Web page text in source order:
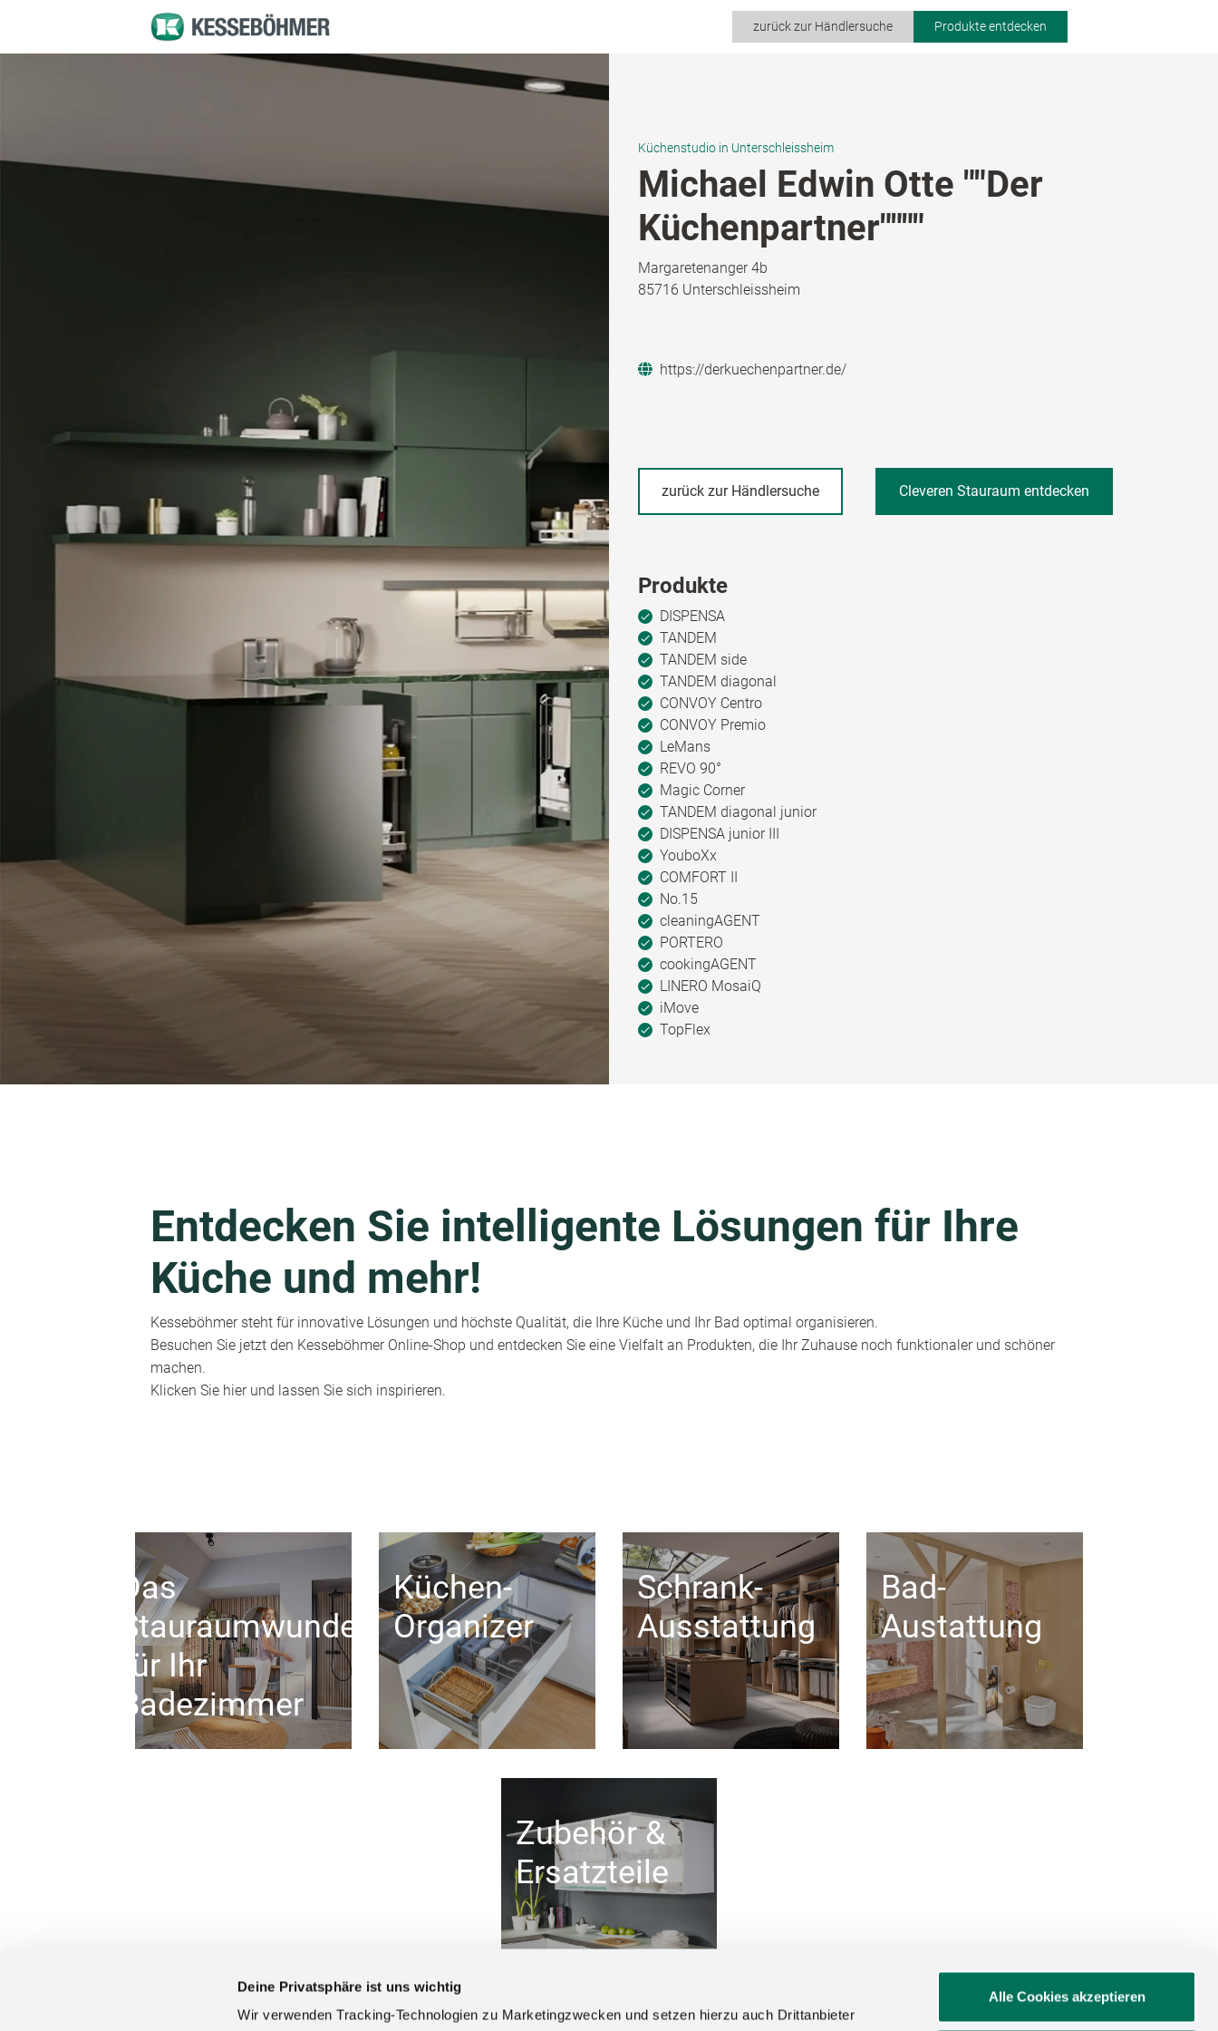
Deine Privatsphäre ist uns wichtig
Wir verwenden Tracking-Technologien zu Marketingzwecken und setzen hierzu auch Drittanbieter
Alle Cookies akzeptieren
zurück zur Händlersuche Produkte entdecken
Küchenstudio in Unterschleissheim
Michael Edwin Otte ""Der
Küchenpartner""""
Margaretenanger 4b
85716 Unterschleissheim
https://derkuechenpartner.de/
zurück zur Händlersuche Cleveren Stauraum entdecken
Produkte
DISPENSA
TANDEM
TANDEM side
TANDEM diagonal
CONVOY Centro
CONVOY Premio
LeMans
REVO 90°
Magic Corner
TANDEM diagonal junior
DISPENSA junior III
YouboXx
COMFORT II
No.15
cleaningAGENT
PORTERO
cookingAGENT
LINERO MosaiQ
iMove
TopFlex
Entdecken Sie intelligente Lösungen für Ihre
Küche und mehr!
Kesseböhmer steht für innovative Lösungen und höchste Qualität, die Ihre Küche und Ihr Bad optimal organisieren.
Besuchen Sie jetzt den Kesseböhmer Online-Shop und entdecken Sie eine Vielfalt an Produkten, die Ihr Zuhause noch funktionaler und schöner
machen.
Klicken Sie hier und lassen Sie sich inspirieren.
Das
Stauraumwunder
für Ihr
Badezimmer
Küchen-
Organizer
Schrank-
Ausstattung
Bad-
Austattung
Zubehör &
Ersatzteile